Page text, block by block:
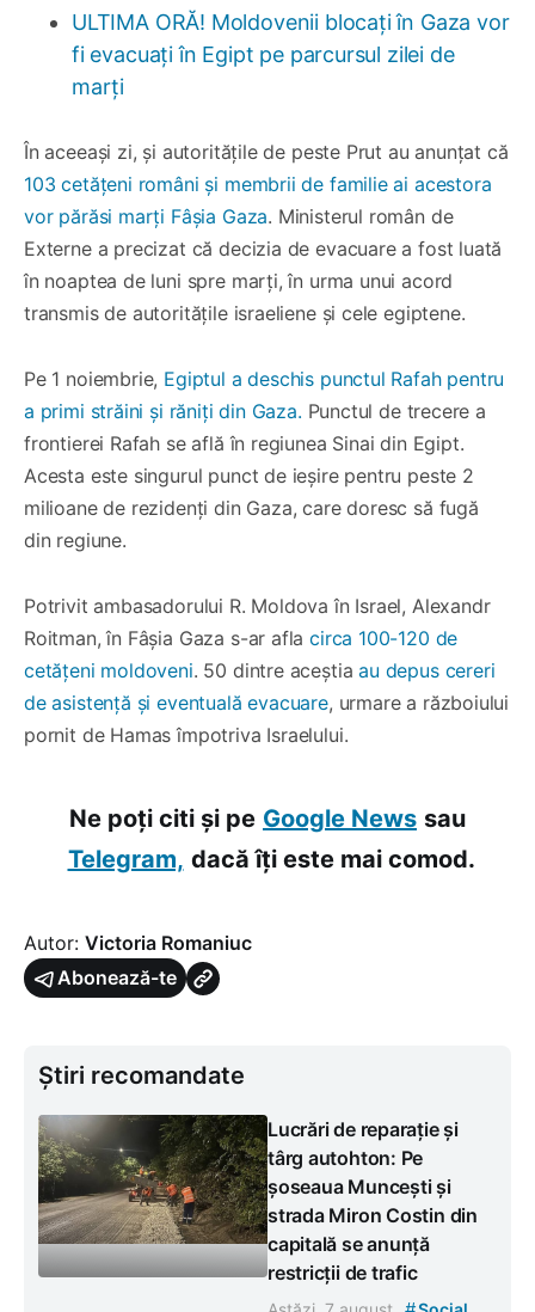
ULTIMA ORĂ! Moldovenii blocați în Gaza vor
fi evacuați în Egipt pe parcursul zilei de
marți
În aceeași zi, și autoritățile de peste Prut au anunțat că
103 cetățeni români și membrii de familie ai acestora
vor părăsi marți Fâșia Gaza. Ministerul român de
Externe a precizat că decizia de evacuare a fost luată
în noaptea de luni spre marți, în urma unui acord
transmis de autoritățile israeliene și cele egiptene.
Pe 1 noiembrie, Egiptul a deschis punctul Rafah pentru
a primi străini și răniți din Gaza. Punctul de trecere a
frontierei Rafah se află în regiunea Sinai din Egipt.
Acesta este singurul punct de ieșire pentru peste 2
milioane de rezidenți din Gaza, care doresc să fugă
din regiune.
Potrivit ambasadorului R. Moldova în Israel, Alexandr
Roitman, în Fâșia Gaza s-ar aflacirca 100-120 de
cetățeni moldoveni. 50 dintre aceștia au depus cereri
de asistență și eventuală evacuare, urmare a războiului
pornit de Hamas împotriva Israelului.
Ne poți citi și pe Google News sau
Telegram, dacă îți este mai comod.
Autor: Victoria Romaniuc
Abonează-te
Știri recomandate
Lucrări de reparație și
târg autohton: Pe
șoseaua Muncești și
strada Miron Costin din
capitală se anunță
restricții de trafic